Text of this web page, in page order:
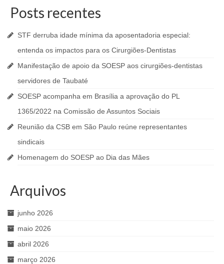
Posts recentes
STF derruba idade mínima da aposentadoria especial:
entenda os impactos para os Cirurgiões-Dentistas
Manifestação de apoio da SOESP aos cirurgiões-dentistas
servidores de Taubaté
SOESP acompanha em Brasília a aprovação do PL
1365/2022 na Comissão de Assuntos Sociais
Reunião da CSB em São Paulo reúne representantes
sindicais
Homenagem do SOESP ao Dia das Mães
Arquivos
junho 2026
maio 2026
abril 2026
março 2026